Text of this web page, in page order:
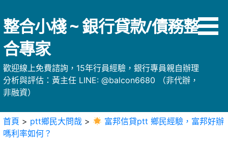
過
內
容
整合小棧 ~ 銀行貸款/債務整
合專家
歡迎線上免費諮詢，15年行員經驗，銀行專員親自辦理
分析與評估：黃主任 LINE: @balcon6680 （非代辦，
非融資）
首頁 > ptt鄉民大問哉 >
富邦信貸ptt 鄉民經驗，富邦好辦
嗎利率如何？